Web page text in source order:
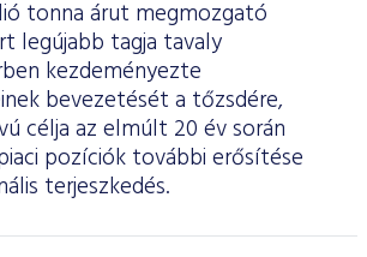
tonna árut megmozgató
legújabb tagja tavaly
kezdeményezte
bevezetését a tőzsdére,
célja az elmúlt 20 év során
pozíciók további erősítése
terjeszkedés.